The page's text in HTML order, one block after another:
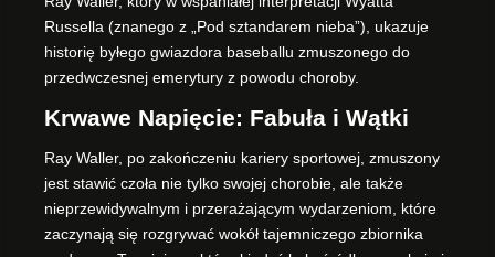
Russella (znanego z „Pod sztandarem nieba”), ukazuje
historię byłego gwiazdora baseballu zmuszonego do
przedwczesnej emerytury z powodu choroby.
Krwawe Napięcie: Fabuła i Wątki
Ray Waller, po zakończeniu kariery sportowej, zmuszony
jest stawić czoła nie tylko swojej chorobie, ale także
nieprzewidywalnym i przerażającym wydarzeniom, które
zaczynają się rozgrywać wokół tajemniczego zbiornika